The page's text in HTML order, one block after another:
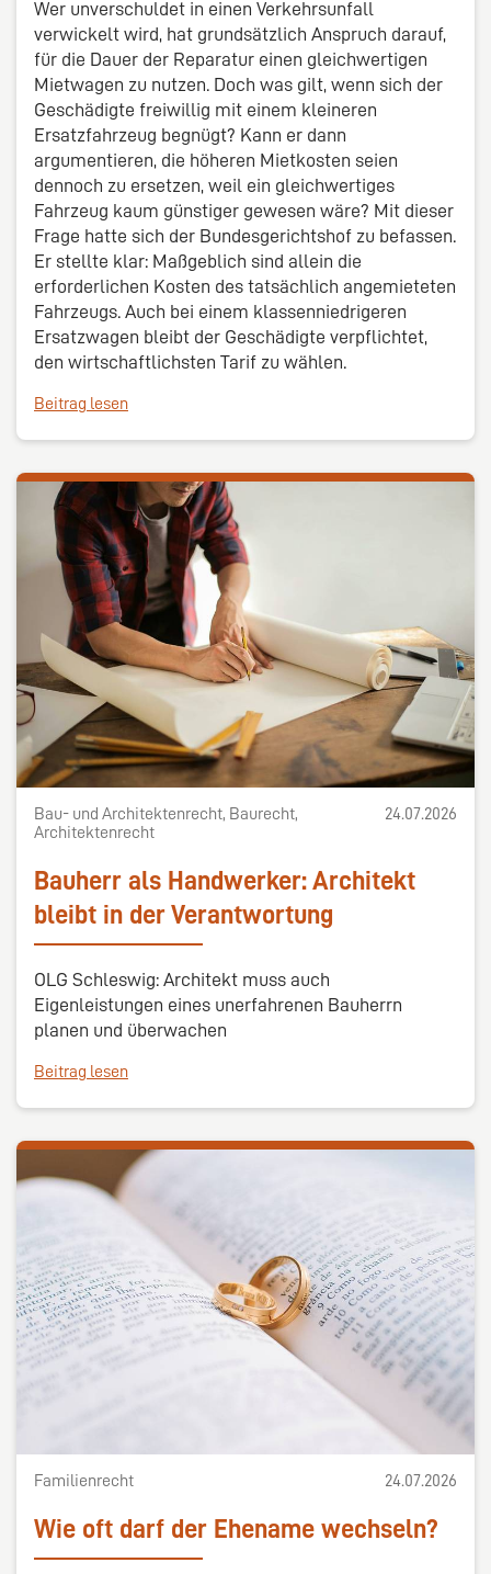
Wer unverschuldet in einen Verkehrsunfall
verwickelt wird, hat grundsätzlich Anspruch darauf,
für die Dauer der Reparatur einen gleichwertigen
Mietwagen zu nutzen. Doch was gilt, wenn sich der
Geschädigte freiwillig mit einem kleineren
Ersatzfahrzeug begnügt? Kann er dann
argumentieren, die höheren Mietkosten seien
dennoch zu ersetzen, weil ein gleichwertiges
Fahrzeug kaum günstiger gewesen wäre? Mit dieser
Frage hatte sich der Bundesgerichtshof zu befassen.
Er stellte klar: Maßgeblich sind allein die
erforderlichen Kosten des tatsächlich angemieteten
Fahrzeugs. Auch bei einem klassenniedrigeren
Ersatzwagen bleibt der Geschädigte verpflichtet,
den wirtschaftlichsten Tarif zu wählen.
Beitrag lesen
Bau- und Architektenrecht, Baurecht,
Architektenrecht
24.07.2026
Bauherr als Handwerker: Architekt
bleibt in der Verantwortung
OLG Schleswig: Architekt muss auch
Eigenleistungen eines unerfahrenen Bauherrn
planen und überwachen
Beitrag lesen
Familienrecht 24.07.2026
Wie oft darf der Ehename wechseln?